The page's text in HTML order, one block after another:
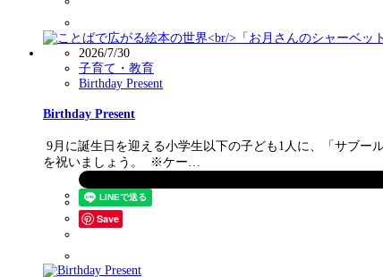
2026/7/30
子育て・教育
Birthday Present
Birthday Present
9月に誕生日を迎える小学生以下の子ども1人に、「サブー
を祝いましょう。 ※ケー…
Save